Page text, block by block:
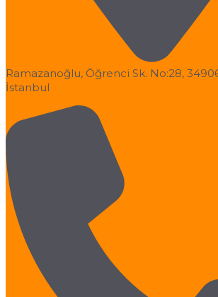
Ramazanoğlu, Öğrenci Sk. No:28,
İstanbul